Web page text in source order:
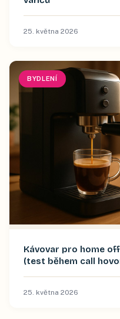
25. května 2026
BYDLENÍ
Kávovar pro home
(test během call
25. května 2026